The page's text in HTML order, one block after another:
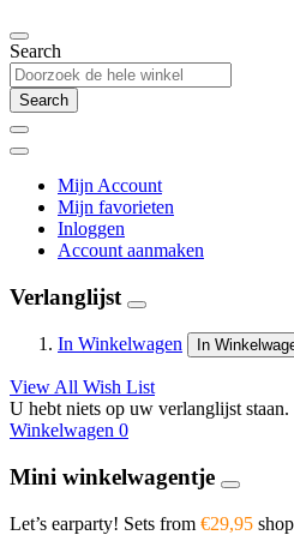
Search
Search
Mijn Account
Mijn favorieten
Inloggen
Account aanmaken
Verlanglijst
In Winkelwagen In
View All Wish List
U hebt niets op uw verlanglijst staan.
Winkelwagen 0
Mini winkelwagentje
Let’s earparty! Sets from €29,95